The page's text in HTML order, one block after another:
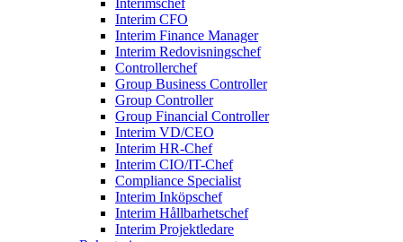
Interimschef
Interim CFO
Interim Finance Manager
Interim Redovisningschef
Controllerchef
Group Business Controller
Group Controller
Group Financial Controller
Interim VD/CEO
Interim HR-Chef
Interim CIO/IT-Chef
Compliance Specialist
Interim Inköpschef
Interim Hållbarhetschef
Interim Projektledare